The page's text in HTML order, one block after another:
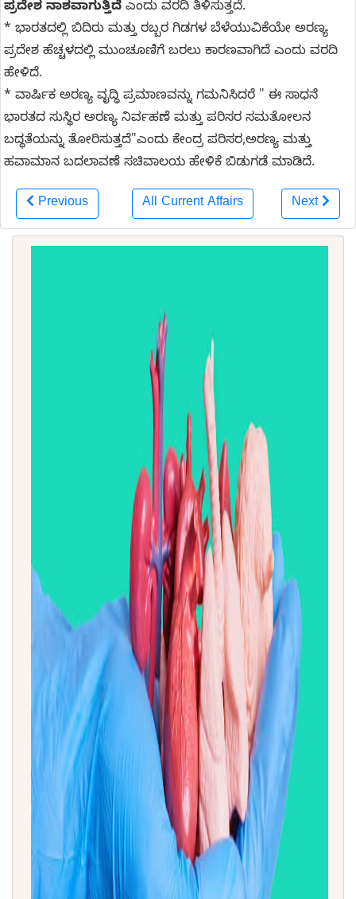
ಪ್ರದೇಶ ನಾಶವಾಗುತ್ತಿದೆ ಎಂದು ವರದಿ ತಿಳಿಸುತ್ತದೆ.
* ಭಾರತದಲ್ಲಿ ಬಿದಿರು ಮತ್ತು ರಬ್ಬರ ಗಿಡಗಳ ಬೆಳೆಯುವಿಕೆಯೇ ಅರಣ್ಯ
ಪ್ರದೇಶ ಹೆಚ್ಚಳದಲ್ಲಿ ಮುಂಚೂಣಿಗೆ ಬರಲು ಕಾರಣವಾಗಿದೆ ಎಂದು ವರದಿ
ಹೇಳಿದೆ.
* ವಾರ್ಷಿಕ ಅರಣ್ಯ ವೃದ್ಧಿ ಪ್ರಮಾಣವನ್ನು ಗಮನಿಸಿದರೆ " ಈ ಸಾಧನೆ
ಭಾರತದ ಸುಸ್ಥಿರ ಅರಣ್ಯ ನಿರ್ವಹಣೆ ಮತ್ತು ಪರಿಸರ ಸಮತೋಲನ
ಬದ್ಧತೆಯನ್ನು ತೋರಿಸುತ್ತದೆ"ಎಂದು ಕೇಂದ್ರ ಪರಿಸರ,ಅರಣ್ಯ ಮತ್ತು
ಹವಾಮಾನ ಬದಲಾವಣೆ ಸಚಿವಾಲಯ ಹೇಳಿಕೆ ಬಿಡುಗಡೆ ಮಾಡಿದೆ.
Previous All Current Affairs Next